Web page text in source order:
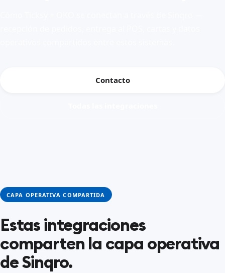
Contacto
CAPA OPERATIVA COMPARTIDA
Estas integraciones
comparten la capa operativa
de Sinqro.